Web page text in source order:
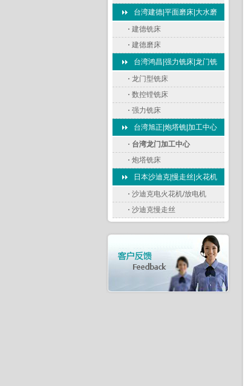
台湾建德|平面磨床|大水磨
· 建德铣床
· 建德磨床
台湾鸿昌|强力铣床|龙门铣
· 龙门型铣床
· 数控镗铣床
· 强力铣床
台湾旭正|炮塔铣|加工中心
· 台湾龙门加工中心
· 炮塔铣床
日本沙迪克|慢走丝|火花机
· 沙迪克电火花机/放电机
· 沙迪克慢走丝